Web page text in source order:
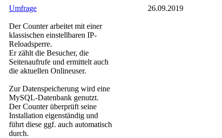
Umfrage
Der Counter arbeitet mit einer
klassischen einstellbaren IP-
Reloadsperre.
Er zählt die Besucher, die
Seitenaufrufe und ermittelt auch
die aktuellen Onlineuser.
Zur Datenspeicherung wird eine
MySQL-Datenbank genutzt.
Der Counter überprüft seine
Installation eigenständig und
führt diese ggf. auch automatisch
durch.
26.09.2019